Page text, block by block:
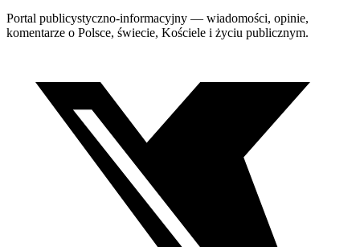
Portal publicystyczno-informacyjny — wiadomości, opinie,
komentarze o Polsce, świecie, Kościele i życiu publicznym.